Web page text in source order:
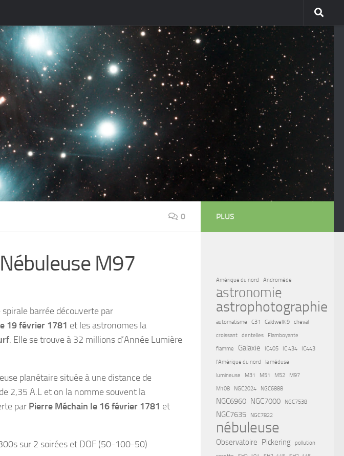
0
M97
barrée découverte par
19 février 1781 et les astronomes la
. Elle se trouve à 32 millions d’Année Lumière
planétaire située à une distance de
2,35 A.L et on la nomme souvent la
par Pierre Méchain le 16 février 1781 et
sur 2 soirées et DOF (50-100-50)
PLUS
Amérique du nord Andromède
astronomie
astrophotographie
automatisme C31 Caldwell49
cheval
croissant
dentelles
Flamboyante
flamme
Galaxie IC405 IC 434
IC443
l'Amérique du nord
la méduse
lumineuse
M31 M51 M52
M97
M108
NGC2024 NGC6888
NGC6960 NGC7000 NGC7538
NGC7635 NGC7822
nébuleuse
Observatoire Pickering
pollution